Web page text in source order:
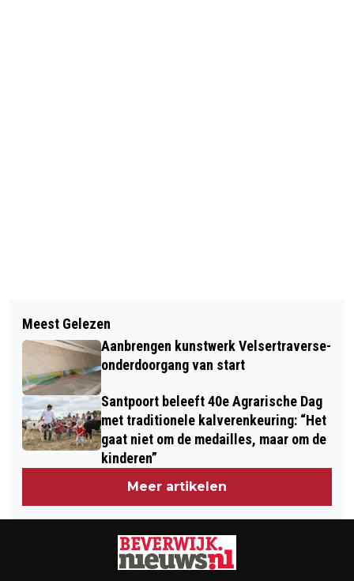
NOOIT EERDER ZO WARM OP
OUDJAARSDAG; NIEUWJAARSDUIK
BIJ LENTETEMPERATUREN
‘GEPENSIONEERDE’ PAUS BENEDICTUS
XVI OVERLEDEN OP 95-JARIGE
LEEFTIJD
Meest Gelezen
Aanbrengen kunstwerk Velsertraverse-
onderdoorgang van start
Santpoort beleeft 40e Agrarische Dag
met traditionele kalverenkeuring: “Het
gaat niet om de medailles, maar om de
kinderen”
Meer artikelen